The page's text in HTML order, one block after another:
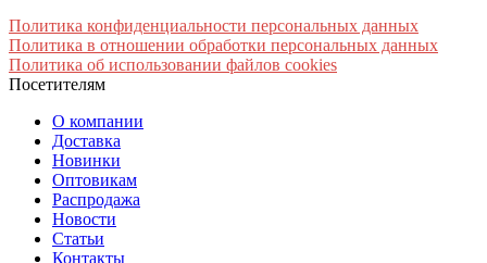
Политика конфиденциальности персональных данных
Политика в отношении обработки персональных данных
Политика об использовании файлов cookies
Посетителям
О компании
Доставка
Новинки
Оптовикам
Распродажа
Новости
Статьи
Контакты